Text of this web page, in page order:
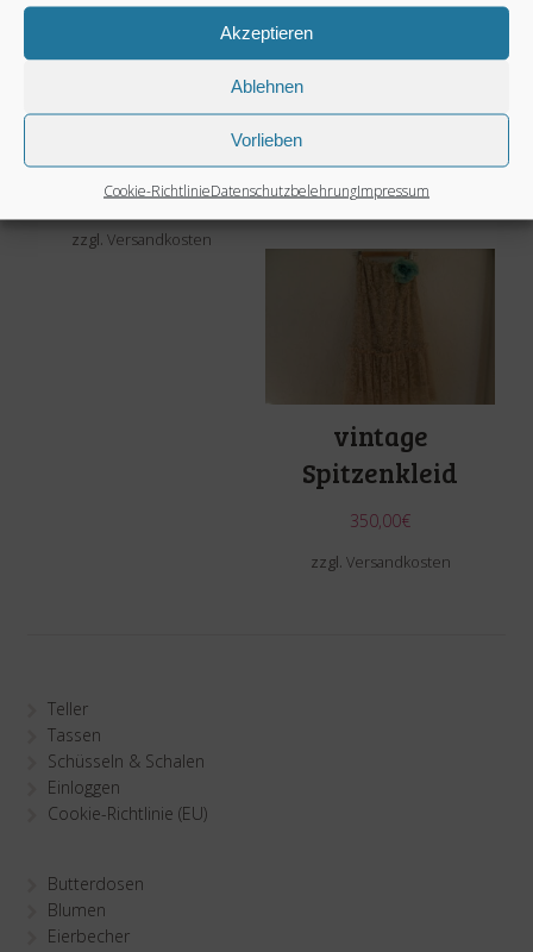
Akzeptieren
Ablehnen
Vorlieben
Cookie-RichtlinieDatenschutzbelehrungImpressum
handgefertigt gr.
150,00€
zzgl.Versandkosten
Tischdecke Roses
handbemalt
65,00€
zzgl.Versandkosten
vintage
Spitzenkleid
350,00€
zzgl. Versandkosten
Teller
Tassen
Schüsseln & Schalen
Einloggen
Cookie-Richtlinie (EU)
Butterdosen
Blumen
Eierbecher